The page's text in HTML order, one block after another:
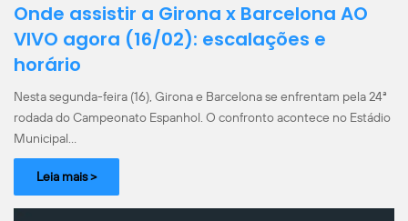
Onde assistir a Girona x Barcelona AO
VIVO agora (16/02): escalações e
horário
Nesta segunda-feira (16), Girona e Barcelona se enfrentam pela 24ª
rodada do Campeonato Espanhol. O confronto acontece no Estádio
Municipal…
Leia mais >